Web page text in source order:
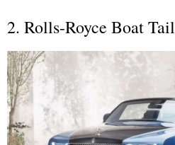
2. Rolls-Royce Boat Tail